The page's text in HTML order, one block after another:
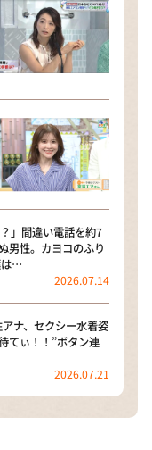
」間違い電話を約7
男性。カヨコのふり
は…
2026.07.14
ナ、セクシー水着姿
てぃ！！”ボタン連
2026.07.21